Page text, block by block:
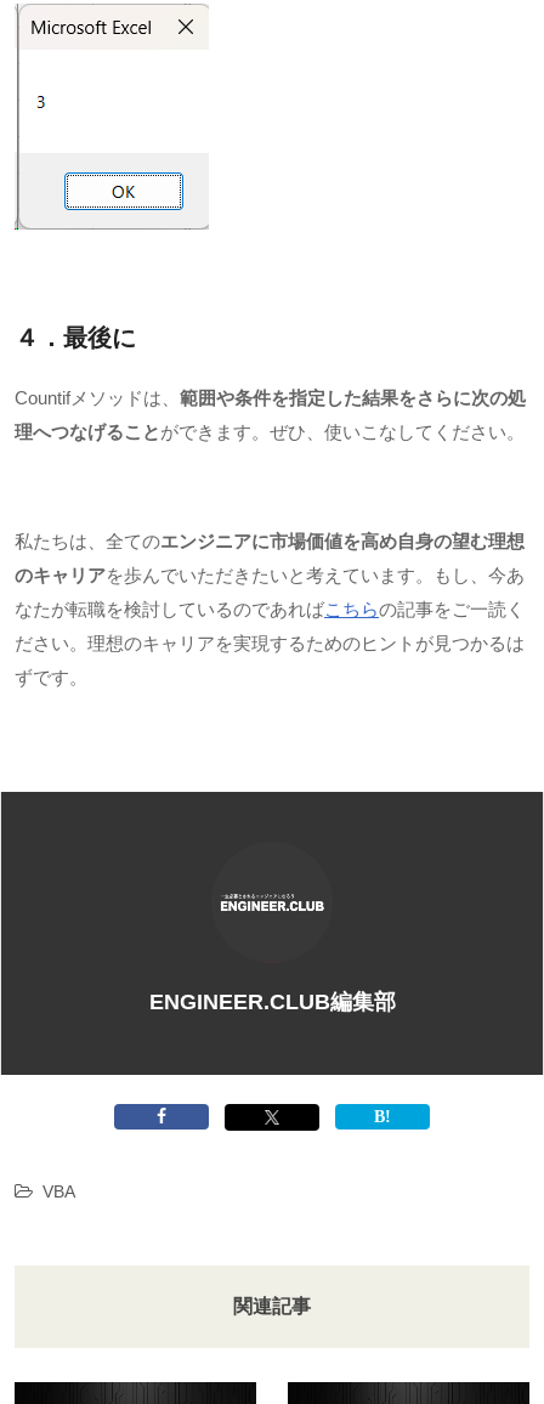
４．最後に
Countifメソッドは、 範囲や条件を指定した結果をさらに次の処
理へつなげることができます。ぜひ、使いこなしてください。
私たちは、全てのエンジニアに市場価値を高め自身の望む理想
のキャリアを歩んでいただきたいと考えています。もし、今あ
なたが転職を検討しているのであればこちらの記事をご一読く
ださい。理想のキャリアを実現するためのヒントが見つかるは
ずです。
ENGINEER.CLUB編集部
VBA
関連記事